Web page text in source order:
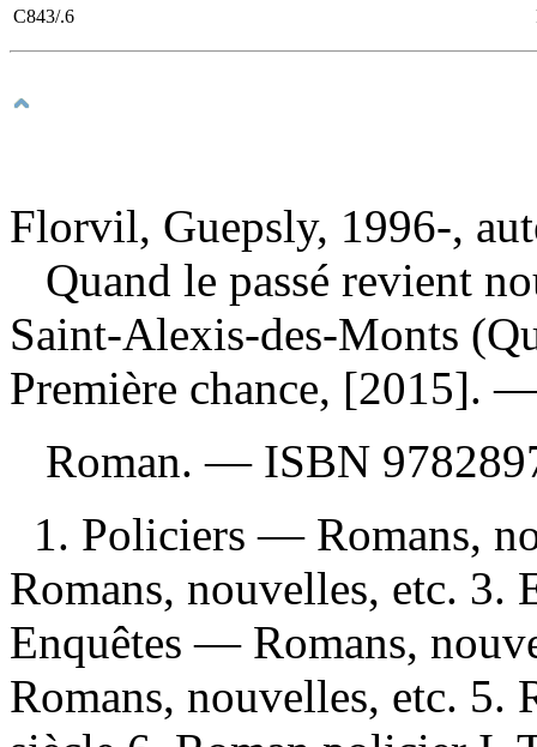
C843/.6
Florvil, Guepsly, 1996-,
Quand le passé revient
Saint-Alexis-des-Monts
Première chance, [2015].
Roman. — ISBN
1. Policiers — Romans,
Romans, nouvelles, etc.
Enquêtes — Romans,
Romans, nouvelles, etc. 5.